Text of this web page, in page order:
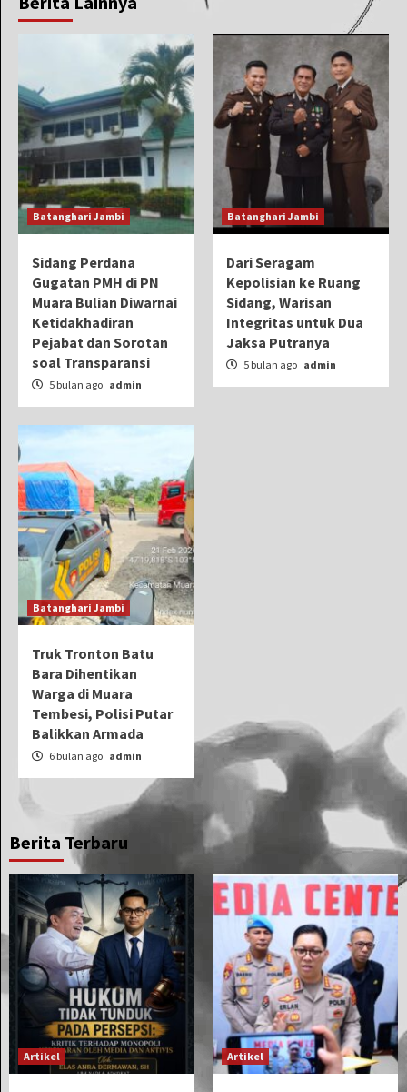
Batanghari Jambi
Sidang Perdana
Gugatan PMH di PN
Muara Bulian Diwarnai
Ketidakhadiran
Pejabat dan Sorotan
soal Transparansi
5 bulan ago admin
Batanghari Jambi
Dari Seragam
Kepolisian ke Ruang
Sidang, Warisan
Integritas untuk Dua
Jaksa Putranya
5 bulan ago admin
Batanghari Jambi
Truk Tronton Batu
Bara Dihentikan
Warga di Muara
Tembesi, Polisi Putar
Balikkan Armada
6 bulan ago admin
Berita Terbaru
Artikel Artikel